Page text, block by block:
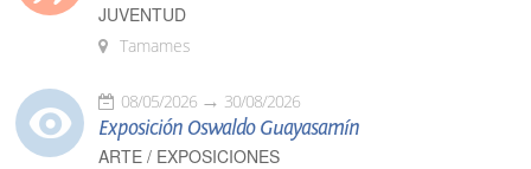
JUVENTUD
Tamames
08/05/2026 30/08/2026
Exposición Oswaldo Guayasamín
ARTE / EXPOSICIONES